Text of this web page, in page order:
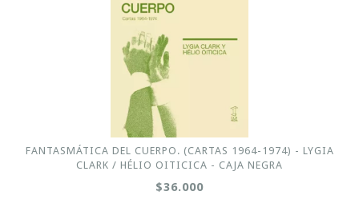
FANTASMÁTICA DEL CUERPO. (CARTAS 1964-1974) - LYGIA
CLARK / HÉLIO OITICICA - CAJA NEGRA
$36.000